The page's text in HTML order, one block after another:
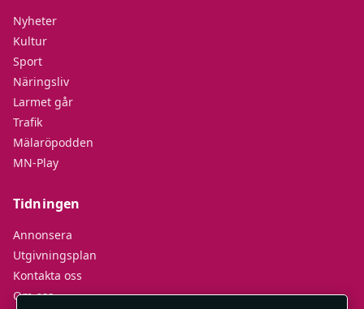
Nyheter
Kultur
Sport
Näringsliv
Larmet går
Trafik
Mälaröpodden
MN-Play
Tidningen
Annonsera
Utgivningsplan
Kontakta oss
Om oss